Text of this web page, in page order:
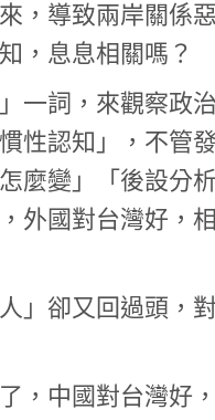
，導致兩岸關係
，息息相關嗎？
一詞，來觀察政
性認知」，不管
麼變」「後設分
外國對台灣好，
」卻又回過頭，
，中國對台灣好